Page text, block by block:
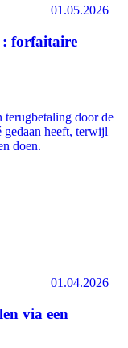
01.05.2026
: forfaitaire
terugbetaling door de
gedaan heeft, terwijl
doen.
01.04.2026
via een